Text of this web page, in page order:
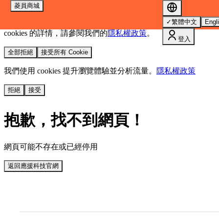
我們使用 cookies 來提升您的瀏覽體驗並分析網站流量。
欲了解更多有關我們使用
cookies 的詳情，請參閱我們的隱私權政策。
全部拒絕 接受所有 Cookie
我們使用 cookies 提升瀏覽體驗並分析流量。 隱私權政策
拒絕 接受
菱員商城
✓繁體中文
登入
抱歉，找不到網頁！
網頁可能不存在或已經停用
返回應援科技官網